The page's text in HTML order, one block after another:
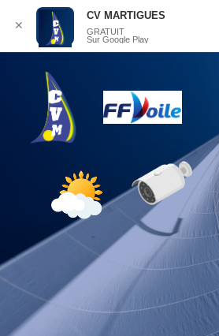
✕
CV MARTIGUES
GRATUIT
Sur Google Play